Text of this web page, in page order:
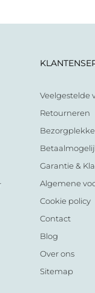
Veelgestelde
Retourneren
Garantie &
Algemene
Cookie policy
Contact
Blog
Over ons
Sitemap